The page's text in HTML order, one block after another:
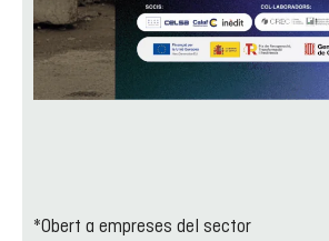
*Obert a empreses del sector